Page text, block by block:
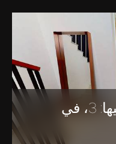
شقة عدد غرف النوم فيها: 3، في